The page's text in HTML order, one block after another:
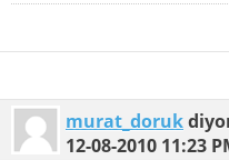
murat_doruk
12-08-2010 11:23